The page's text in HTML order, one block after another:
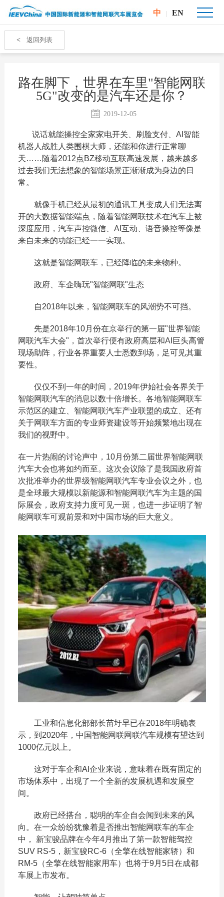
中 EN
< 返回列表
路在脚下，世界在车里"智能网联
5G"改变的是汽车还是你？
2019-12-05
说话就能操控全家家电开关、刷脸支付、AI智能
机器人战胜人类围棋大师，还能和你进行正常聊
天……随着2012点BZ移动互联高速发展，越来越多
过去我们无法想象的智能场景正渐渐成为身边的日
常。
就像手机已经从最初的通讯工具变成人们无法离
开的大数据智能端点，随着智能网联技术在汽车上被
深度应用，汽车声控微信、AI互动、语音操控等像是
来自未来的功能已经一一实现。
这就是智能网联车，已经降临的未来物种。
政府、车企嗨玩"智能网联"生态
自2018年以来，智能网联车的风潮势不可挡。
先是2018年10月份在京举行的第一届"世界智能
网联汽车大会"，首次举行便有政府高层和AI巨头高管
现场助阵，行业各界重要人士悉数到场，足可见其重
要性。
仅仅不到一年的时间，2019年伊始社会各界关于
智能网联汽车的消息以数十倍增长。各地智能网联车
示范区的建立、智能网联汽车产业联盟的成立、还有
关于网联车方面的专业师资建设等开始频繁地出现在
我们的视野中。
在一片热闹的讨论声中，10月份第二届世界智能网联
汽车大会也将如约而至。这次会议除了是我国政府首
次批准举办的世界级智能网联汽车专业会议之外，也
是全球最大规模以新能源和智能网联汽车为主题的国
际展会，政府支持力度可见一斑，也进一步证明了智
能网联车可观前景和对中国市场的巨大意义。
工业和信息化部部长苗圩早已在2018年明确表
示，到2020年，中国智能网联网联汽车规模有望达到
1000亿元以上。
这对于车企和AI企业来说，意味着在既有固定的
市场体系中，出现了一个全新的发展机遇和发展空
间。
政府已经搭台，聪明的车企自会闻到未来的风
向。在一众纷纷犹豫着是否推出智能网联车的车企
中， 新宝骏品牌在今年4月推出了第一款智能驾控
SUV RS-5，新宝骏RC-6（全擎在线智能家轿）和
RM-5（全擎在线智能家用车）也将于9月5日在成都
车展上市发布。